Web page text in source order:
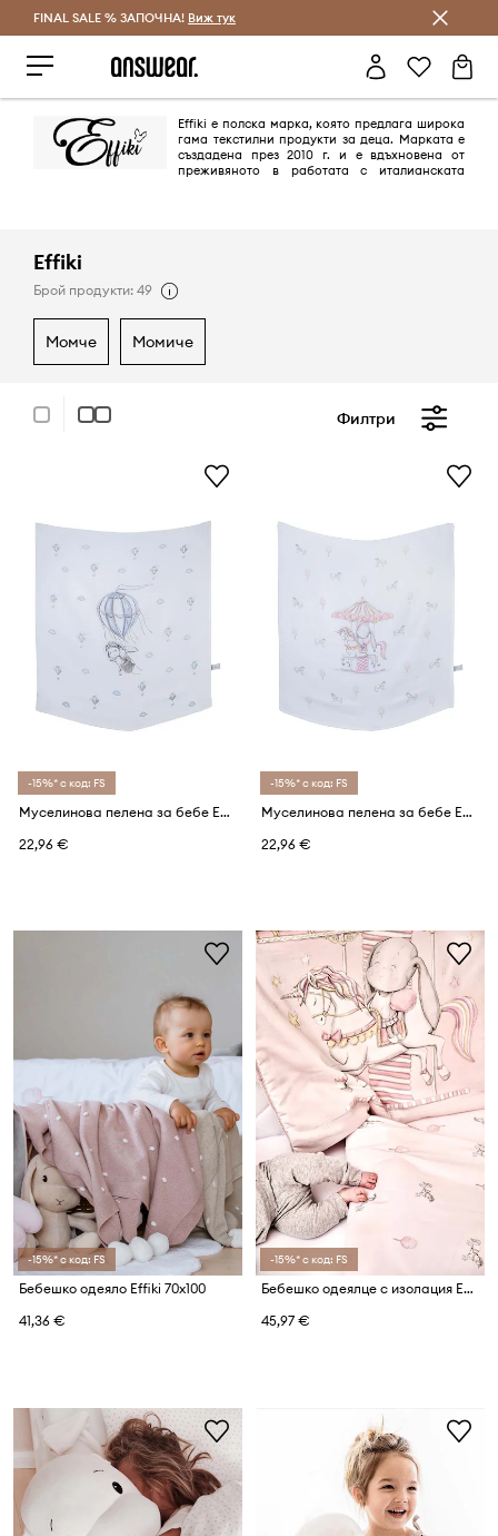
Спестявай с Answear Club
FINAL SALE % ЗАПОЧНА! Виж тук
Effiki е полска марка, която предлага широка
гама текстилни продукти за деца. Марката е
създадена през 2010 г. и е вдъхновена от
преживяното в работата с италианската
Effiki
Брой продукти: 49
момче момиче
Филтри
-15%* с код: FS
Муселинова пелена за бебе Effiki 95x95 cm
22,96 €
-15%* с код: FS
Муселинова пелена за бебе Effiki 95x95 cm
22,96 €
-15%* с код: FS
Бебешко одеяло Effiki 70x100
41,36 €
-15%* с код: FS
Бебешко одеялце с изолация Effiki
45,97 €